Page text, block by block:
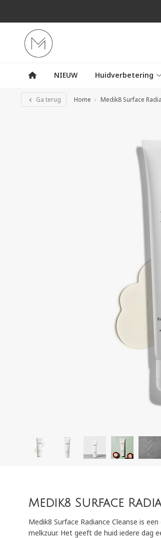
NIEUW Huidverbetering
Ga terug Home Medik8 Surface
Medik8 Surface
Medik8 Surface Radiance Cleanse is
melkzuur. Het geeft de huid iedere dag